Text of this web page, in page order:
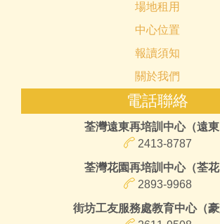
場地租用
中心位置
報讀須知
關於我們
電話聯絡
荃灣遠東再培訓中心（遠東
2413-8787
荃灣花園再培訓中心（荃花
2893-9968
街坊工友服務處教育中心（豪